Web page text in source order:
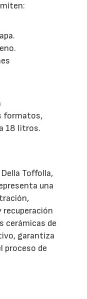
formatos,
18 litros.
Toffolla,
una
recuperación
cerámicas de
garantiza
proceso de